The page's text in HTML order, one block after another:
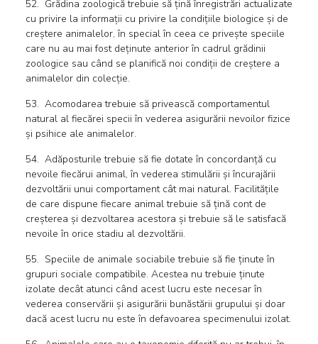
52. Grădina zoologică trebuie să țină înregistrări actualizate
cu privire la informații cu privire la condițiile biologice și de
creștere animalelor, în special în ceea ce privește speciile
care nu au mai fost deținute anterior în cadrul grădinii
zoologice sau când se planifică noi condiții de creștere a
animalelor din colecție.
53. Acomodarea trebuie să privească comportamentul
natural al fiecărei specii în vederea asigurării nevoilor fizice
și psihice ale animalelor.
54. Adăposturile trebuie să fie dotate în concordanță cu
nevoile fiecărui animal, în vederea stimulării și încurajării
dezvoltării unui comportament cât mai natural. Facilitățile
de care dispune fiecare animal trebuie să țină cont de
creșterea și dezvoltarea acestora și trebuie să le satisfacă
nevoile în orice stadiu al dezvoltării.
55. Speciile de animale sociabile trebuie să fie ținute în
grupuri sociale compatibile. Acestea nu trebuie ținute
izolate decât atunci când acest lucru este necesar în
vederea conservării și asigurării bunăstării grupului și doar
dacă acest lucru nu este în defavoarea specimenului izolat.